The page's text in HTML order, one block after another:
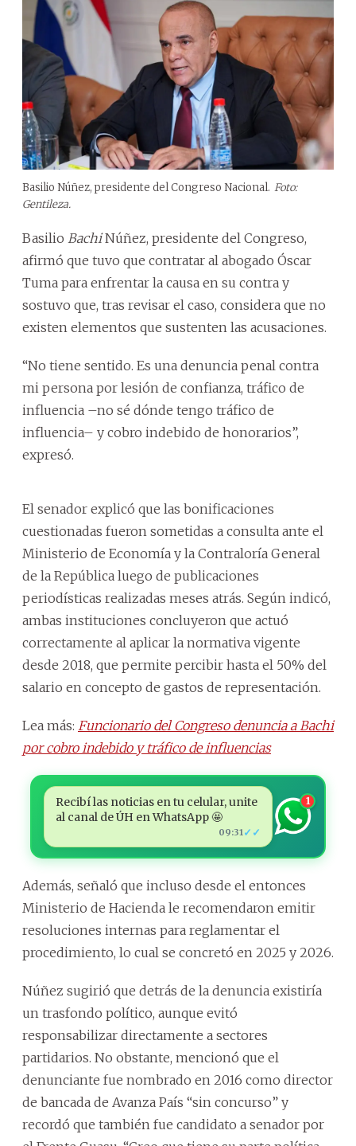
Basilio Núñez, presidente del Congreso Nacional. Foto:
Gentileza.
Basilio BachiNúñez, presidente del Congreso,
afirmó que tuvo que contratar al abogado Óscar
Tuma para enfrentar la causa en su contra y
sostuvo que, tras revisar el caso, considera que no
existen elementos que sustenten las acusaciones.
“No tiene sentido. Es una denuncia penal contra
mi persona por lesión de confianza, tráfico de
influencia –no sé dónde tengo tráfico de
influencia– y cobro indebido de honorarios”,
expresó.
El senador explicó que las bonificaciones
cuestionadas fueron sometidas a consulta ante el
Ministerio de Economía y la Contraloría General
de la República luego de publicaciones
periodísticas realizadas meses atrás. Según indicó,
ambas instituciones concluyeron que actuó
correctamente al aplicar la normativa vigente
desde 2018, que permite percibir hasta el 50% del
salario en concepto de gastos de representación.
Lea más: Funcionario del Congreso denuncia a Bachi
por cobro indebido y tráfico de influencias
Recibí las noticias en tu celular, unite
al canal de ÚH en WhatsApp 🤩
09:31 ✓✓
1
Además, señaló que incluso desde el entonces
Ministerio de Hacienda le recomendaron emitir
resoluciones internas para reglamentar el
procedimiento, lo cual se concretó en 2025 y 2026.
Núñez sugirió que detrás de la denuncia existiría
un trasfondo político, aunque evitó
responsabilizar directamente a sectores
partidarios. No obstante, mencionó que el
denunciante fue nombrado en 2016 como director
de bancada de Avanza País “sin concurso” y
recordó que también fue candidato a senador por